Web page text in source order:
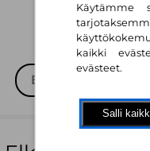
Käytämme
kaikki
evästeet.
Salli